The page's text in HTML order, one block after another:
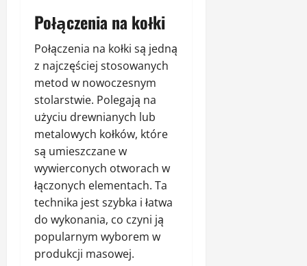
Połączenia na kołki
Połączenia na kołki są jedną
z najczęściej stosowanych
metod w nowoczesnym
stolarstwie. Polegają na
użyciu drewnianych lub
metalowych kołków, które
są umieszczane w
wywierconych otworach w
łączonych elementach. Ta
technika jest szybka i łatwa
do wykonania, co czyni ją
popularnym wyborem w
produkcji masowej.